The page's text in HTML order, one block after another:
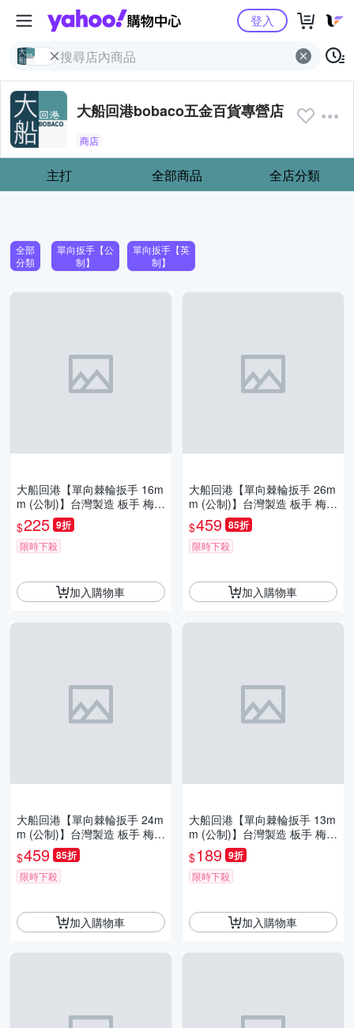
Yahoo購物中心
登入
大船回港bobaco五金百貨專營店
商店
主打 全部商品 全店分類
全部
分類
單向扳手【公
制】
單向扳手【英
制】
大船回港【單向棘輪扳手 16m
m (公制)】台灣製造 板手 梅開
扳手 梅花扳手 開口扳手 維修
工具
$225 9折
限時下殺
加入購物車
大船回港【單向棘輪扳手 26m
m (公制)】台灣製造 板手 梅開
扳手 梅花扳手 開口扳手 維修
工具
$459 85折
限時下殺
加入購物車
大船回港【單向棘輪扳手 24m
m (公制)】台灣製造 板手 梅開
扳手 梅花扳手 開口扳手 維修
工具
$459 85折
限時下殺
加入購物車
大船回港【單向棘輪扳手 13m
m (公制)】台灣製造 板手 梅開
扳手 梅花扳手 開口扳手 維修
工具
$189 9折
限時下殺
加入購物車